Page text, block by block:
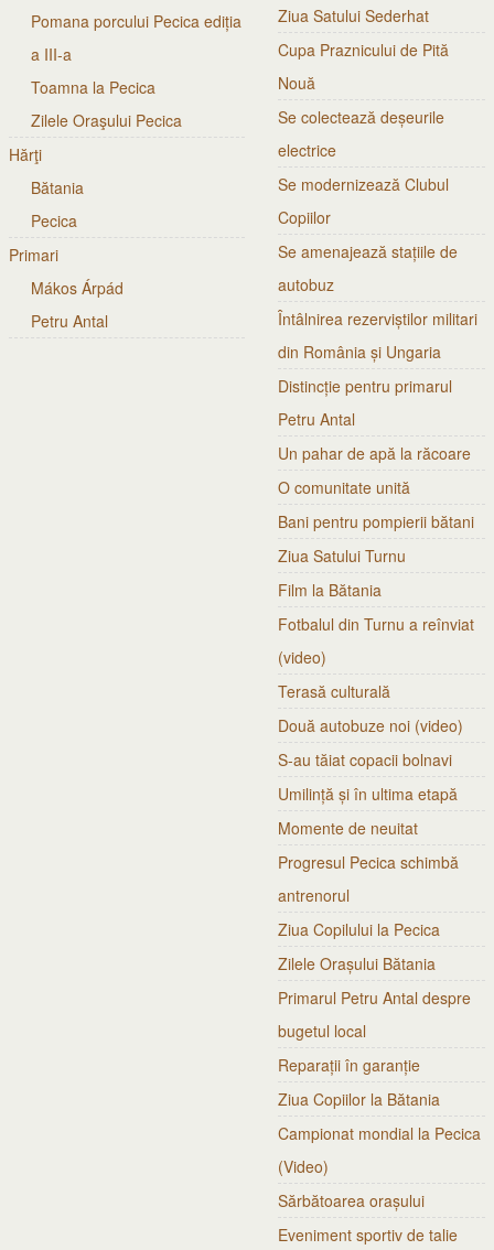
Pomana porcului Pecica ediția
a III-a
Toamna la Pecica
Zilele Oraşului Pecica
Hărţi
Bătania
Pecica
Primari
Mákos Árpád
Petru Antal
Ziua Satului Sederhat
Cupa Praznicului de Pită
Nouă
Se colectează deșeurile
electrice
Se modernizează Clubul
Copiilor
Se amenajează stațiile de
autobuz
Întâlnirea rezerviștilor militari
din România și Ungaria
Distincție pentru primarul
Petru Antal
Un pahar de apă la răcoare
O comunitate unită
Bani pentru pompierii bătani
Ziua Satului Turnu
Film la Bătania
Fotbalul din Turnu a reînviat
(video)
Terasă culturală
Două autobuze noi (video)
S-au tăiat copacii bolnavi
Umilință și în ultima etapă
Momente de neuitat
Progresul Pecica schimbă
antrenorul
Ziua Copilului la Pecica
Zilele Orașului Bătania
Primarul Petru Antal despre
bugetul local
Reparații în garanție
Ziua Copiilor la Bătania
Campionat mondial la Pecica
(Video)
Sărbătoarea orașului
Eveniment sportiv de talie